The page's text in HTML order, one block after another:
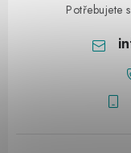
Potřebujete